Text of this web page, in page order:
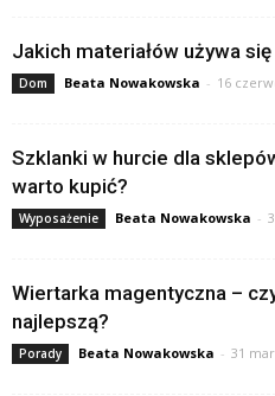
Jakich materiałów używa
Dom Beata Nowakowska - 16
Szklanki w hurcie dla
warto kupić?
Wyposażenie Beata Nowakowska -
Wiertarka magentyczna –
najlepszą?
Porady Beata Nowakowska - 31